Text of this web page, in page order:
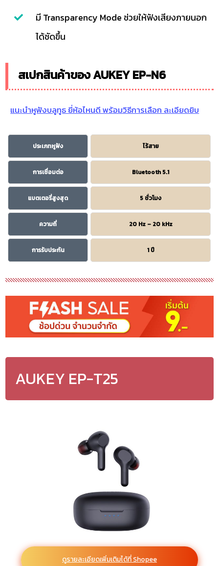
มี Transparency Mode ช่วยให้ฟังเสียงภายนอก
ได้ชัดขึ้น
สเปกสินค้าของ AUKEY EP-N6
แนะนำหูฟังบลูทูธ ยี่ห้อไหนดี พร้อมวิธีการเลือก ละเอียดยิบ
ประเภทหูฟัง ไร้สาย
การเชื่อมต่อ Bluetooth 5.1
แบตเตอรี่สูงสุด 5 ชั่วโมง
ความถี่ 20 Hz – 20 kHz
การรับประกัน 1 ปี
AUKEY EP-T25
ดูรายละเอียดเพิ่มเติมได้ที่ Shopee